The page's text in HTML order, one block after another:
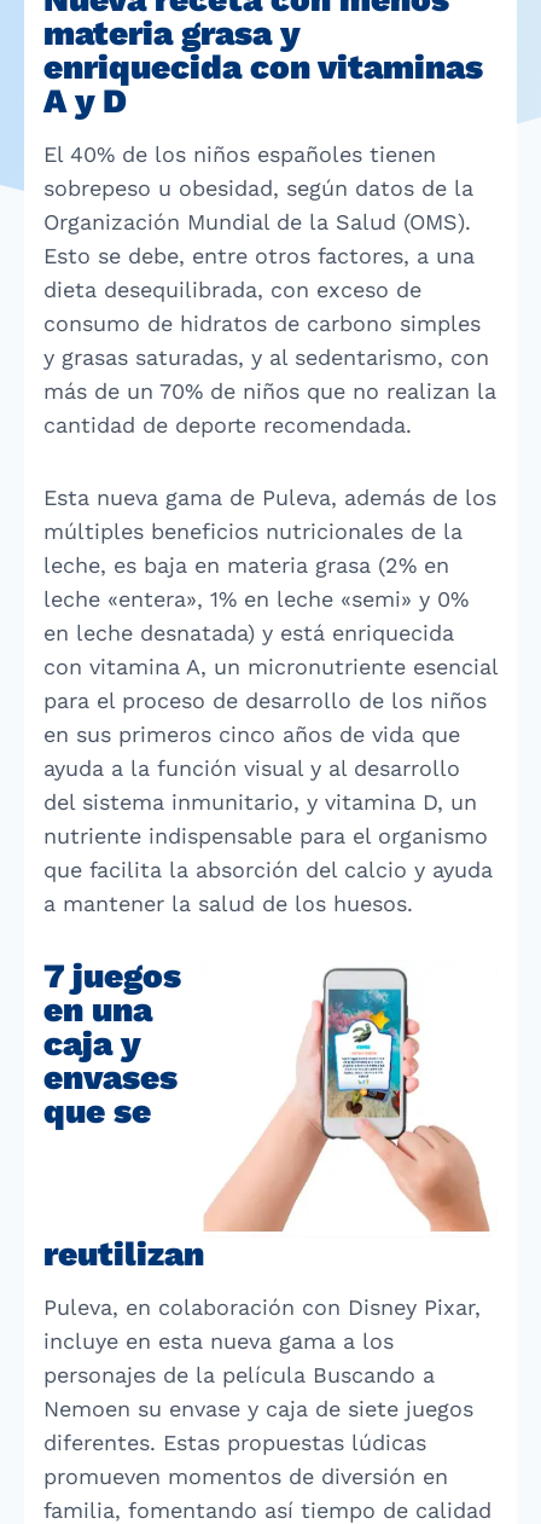
materia grasa y
enriquecida con vitaminas
A y D
El 40% de los niños españoles tienen
sobrepeso u obesidad, según datos de la
Organización Mundial de la Salud (OMS).
Esto se debe, entre otros factores, a una
dieta desequilibrada, con exceso de
consumo de hidratos de carbono simples
y grasas saturadas, y al sedentarismo, con
más de un 70% de niños que no realizan la
cantidad de deporte recomendada.
Esta nueva gama de Puleva, además de los
múltiples beneficios nutricionales de la
leche, es baja en materia grasa (2% en
leche «entera», 1% en leche «semi» y 0%
en leche desnatada) y está enriquecida
con vitamina A, un micronutriente esencial
para el proceso de desarrollo de los niños
en sus primeros cinco años de vida que
ayuda a la función visual y al desarrollo
del sistema inmunitario, y vitamina D, un
nutriente indispensable para el organismo
que facilita la absorción del calcio y ayuda
a mantener la salud de los huesos.
7 juegos
en una
caja y
envases
que se
reutilizan
Puleva, en colaboración con Disney Pixar,
incluye en esta nueva gama a los
personajes de la película Buscando a
Nemoen su envase y caja de siete juegos
diferentes. Estas propuestas lúdicas
promueven momentos de diversión en
familia, fomentando así tiempo de calidad